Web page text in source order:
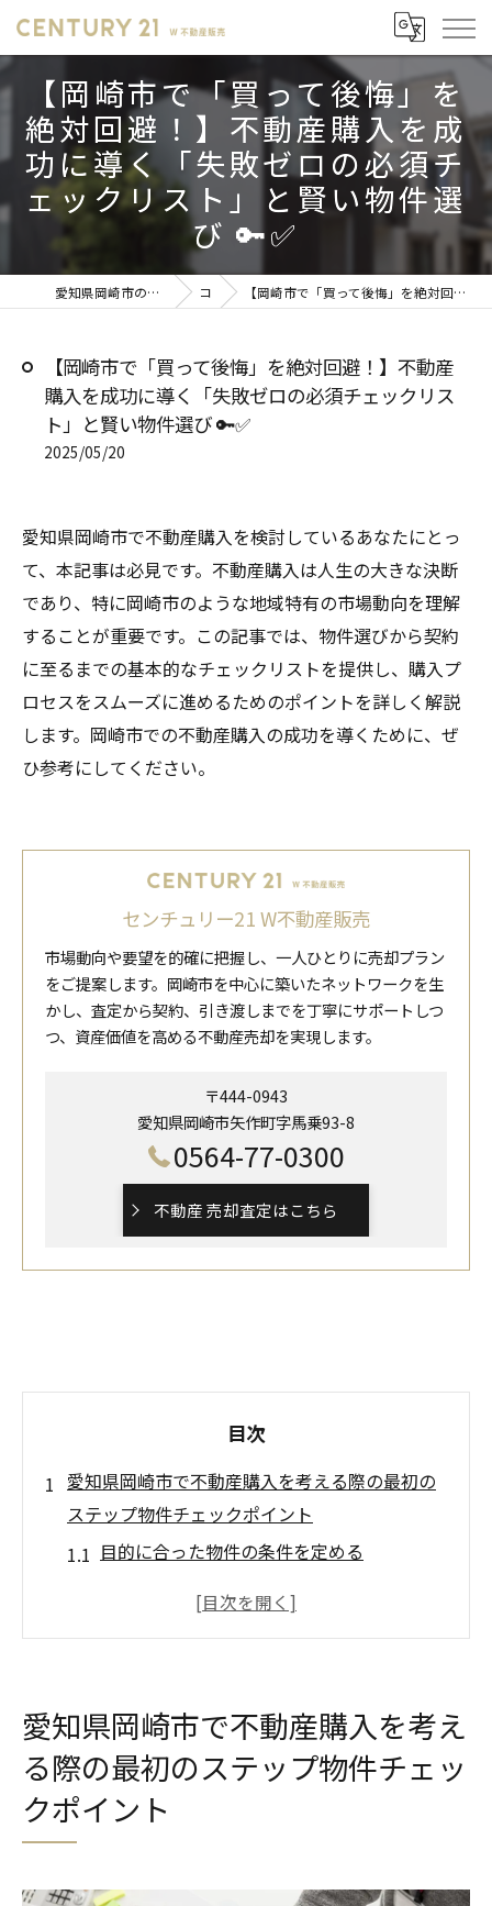
【岡崎市で「買って後悔」を
絶対回避！】不動産購入を成
功に導く「失敗ゼロの必須チ
ェックリスト」と賢い物件選
び 🔑✅
愛知県岡崎市の不動産売却ならセンチュリー21 W不動産販売 コラム 【岡崎市で「買って後悔」を絶対回避！】不動産購入を成功に導く「失敗ゼロの必須チェックリスト」と賢い物件選び 🔑✅
【岡崎市で「買って後悔」を絶対回避！】不動産
購入を成功に導く「失敗ゼロの必須チェックリス
ト」と賢い物件選び 🔑✅
2025/05/20
愛知県岡崎市で不動産購入を検討しているあなたにとっ
て、本記事は必見です。不動産購入は人生の大きな決断
であり、特に岡崎市のような地域特有の市場動向を理解
することが重要です。この記事では、物件選びから契約
に至るまでの基本的なチェックリストを提供し、購入プ
ロセスをスムーズに進めるためのポイントを詳しく解説
します。岡崎市での不動産購入の成功を導くために、ぜ
ひ参考にしてください。
センチュリー21 W不動産販売
市場動向や要望を的確に把握し、一人ひとりに売却プラン
をご提案します。岡崎市を中心に築いたネットワークを生
かし、査定から契約、引き渡しまでを丁寧にサポートしつ
つ、資産価値を高める不動産売却を実現します。
〒444-0943
愛知県岡崎市矢作町字馬乗93-8
0564-77-0300
不動産 売却査定はこちら
目次
愛知県岡崎市で不動産購入を考える際の最初の
ステップ物件チェックポイント
目的に合った物件の条件を定める
岡崎市の地域特性を理解する
物件情報の収集と比較
岡崎市での不動産購入はここが要注意地域特有
の市場動向を理解する
周辺環境と生活インフラの確認
愛知県岡崎市で不動産購入を考え
る際の最初のステップ物件チェッ
クポイント